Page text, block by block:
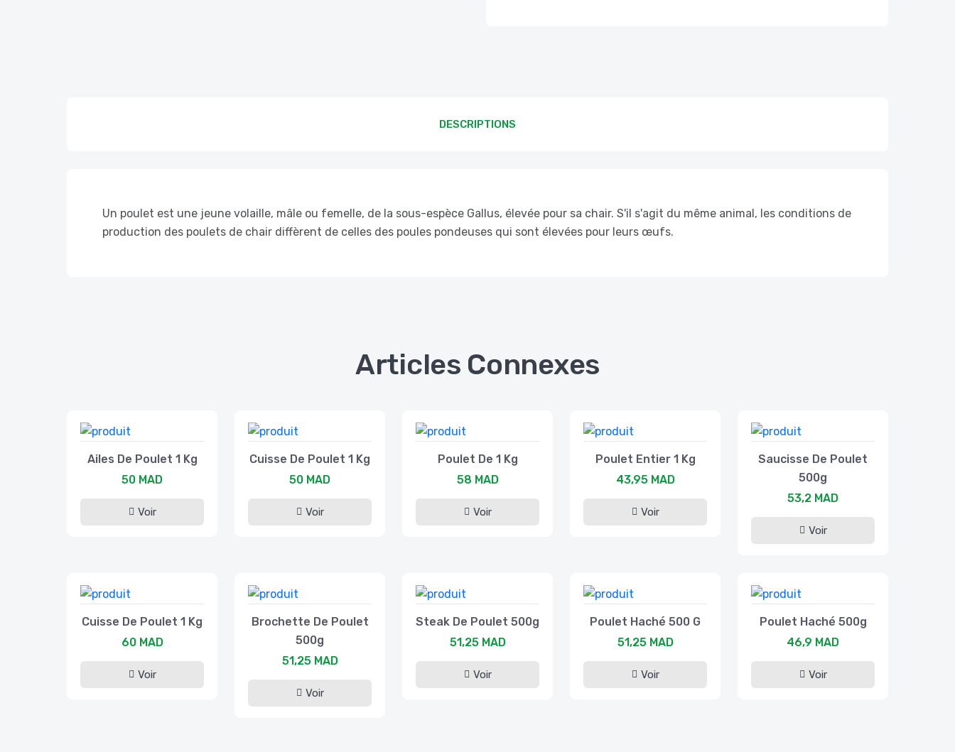
DESCRIPTIONS
Un poulet est une jeune volaille, mâle ou femelle, de la sous-espèce Gallus, élevée pour sa chair. S'il s'agit du même animal, les conditions de
production des poulets de chair diffèrent de celles des poules pondeuses qui sont élevées pour leurs œufs.
Articles Connexes
Ailes De Poulet 1 Kg
50 MAD
Voir
Cuisse De Poulet 1 Kg
50 MAD
Voir
Poulet De 1 Kg
58 MAD
Voir
Poulet Entier 1 Kg
43,95 MAD
Voir
Saucisse De Poulet
500g
53,2 MAD
Voir
Cuisse De Poulet 1 Kg
60 MAD
Voir
Brochette De Poulet
500g
51,25 MAD
Voir
Steak De Poulet 500g
51,25 MAD
Voir
Poulet Haché 500 G
51,25 MAD
Voir
Poulet Haché 500g
46,9 MAD
Voir